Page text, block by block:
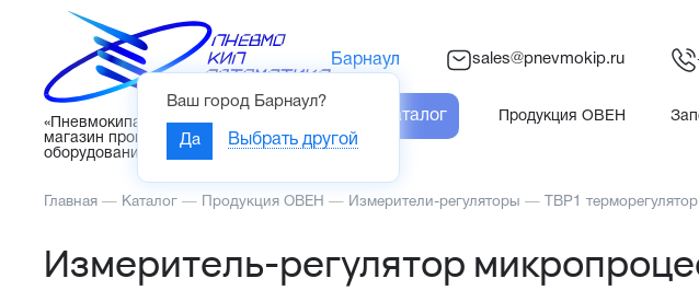
«Пневмокипавтоматика» – интернет-
магазин промышленного
оборудования
Барнаул
Ваш город Барнаул?
Да Выбрать другой
sales@pnevmokip.ru
Каталог Продукция ОВЕН
Главная — Каталог — Продукция ОВЕН — Измерители-регуляторы — ТВР1
Измеритель-регулятор